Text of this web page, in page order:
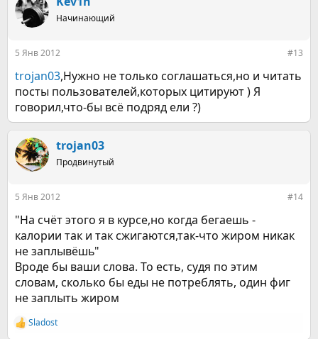
Начинающий
5 Янв 2012 #13
trojan03,Нужно не только соглашаться,но и читать
посты пользователей,которых цитируют ) Я
говорил,что-бы всё подряд ели ?)
trojan03
Продвинутый
5 Янв 2012 #14
"На счёт этого я в курсе,но когда бегаешь -
калории так и так сжигаются,так-что жиром никак
не заплывёшь"
Вроде бы ваши слова. То есть, судя по этим
словам, сколько бы еды не потреблять, один фиг
не заплыть жиром
Р
Sladost